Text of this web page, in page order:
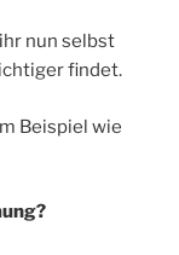
nun selbst
findet.
Beispiel wie